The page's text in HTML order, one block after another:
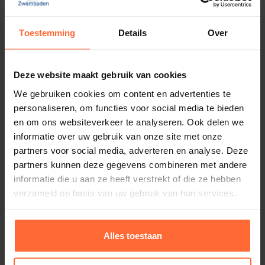
Toestemming Details Over
Deze website maakt gebruik van cookies
We gebruiken cookies om content en advertenties te
personaliseren, om functies voor social media te bieden
en om ons websiteverkeer te analyseren. Ook delen we
informatie over uw gebruik van onze site met onze
partners voor social media, adverteren en analyse. Deze
partners kunnen deze gegevens combineren met andere
informatie die u aan ze heeft verstrekt of die ze hebben
verzameld op basis van uw gebruik van hun services.
Alles toestaan
onbehandeld om optimale kwaliteit te garanderen.
warme omgevingen, zoals sauna’s.
Bestel Nu bij Sauna’s en Zwembaden
Sauna’s en Zwembaden
bestel je eenvoudig jouw
Nordische Fichte Kepersvan 44 x 44 mm. Zorg voor
een stevig en betrouwbaar eindresultaat bij elk
project met dit hoogwaardige hout.
Nordische Fichte, kepers 44×44 mm, Noords
Abachi hout banklat 150 cm lang